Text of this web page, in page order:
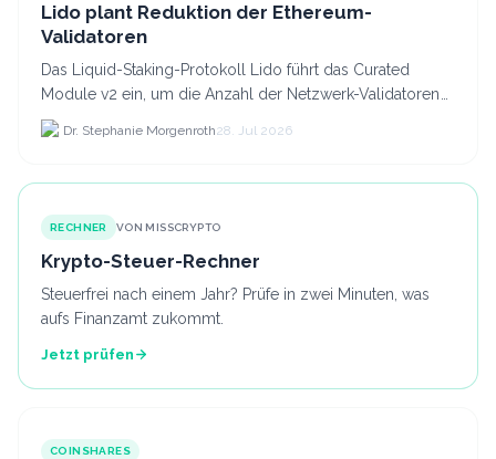
Lido plant Reduktion der Ethereum-
Validatoren
Das Liquid-Staking-Protokoll Lido führt das Curated
Module v2 ein, um die Anzahl der Netzwerk-Validatoren
von 880.000 auf etwa 628.
Dr. Stephanie Morgenroth28. Jul 2026
RECHNER VON MISSCRYPTO
Krypto-Steuer-Rechner
Steuerfrei nach einem Jahr? Prüfe in zwei Minuten, was
aufs Finanzamt zukommt.
Jetzt prüfen
COINSHARES